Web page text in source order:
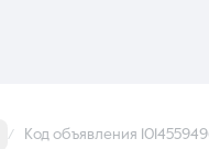
Код объявления